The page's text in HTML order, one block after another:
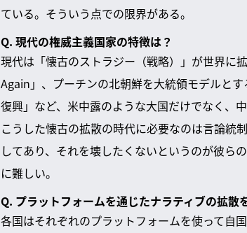
ている。そういう点での限界がある。
Q. 現代の権威主義国家の特徴は？
現代は「懐古のストラジー（戦略）」が世界に
Again」、プーチンの北朝鮮を大統領モデルと
復興」など、米中露のような大国だけでなく、
こうした懐古の拡散の時代に必要なのは言論統
してあり、それを壊したくないというのが彼ら
に難しい。
Q. プラットフォームを通じたナラティブの拡散
各国はそれぞれのプラットフォームを使って自